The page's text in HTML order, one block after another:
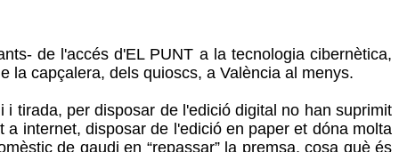
de l'accés d'EL PUNT a la tecnologia cibernètica,
la capçalera, dels quioscs, a València al menys.
per disposar de l'edició digital no han suprimit
internet, disposar de l'edició en paper et dóna molta
de gaudi en “repassar” la premsa, cosa què és